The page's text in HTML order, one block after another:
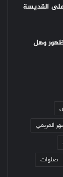
القديسة
وهل
المريمي
صلوات